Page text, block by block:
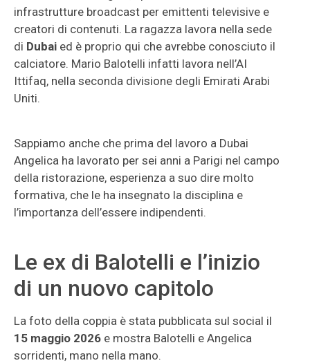
infrastrutture broadcast per emittenti televisive e
creatori di contenuti. La ragazza lavora nella sede
di Dubai ed è proprio qui che avrebbe conosciuto il
calciatore. Mario Balotelli infatti lavora nell’AI
Ittifaq, nella seconda divisione degli Emirati Arabi
Uniti.
Sappiamo anche che prima del lavoro a Dubai
Angelica ha lavorato per sei anni a Parigi nel campo
della ristorazione, esperienza a suo dire molto
formativa, che le ha insegnato la disciplina e
l’importanza dell’essere indipendenti.
Le ex di Balotelli e l’inizio
di un nuovo capitolo
La foto della coppia è stata pubblicata sul social il
15 maggio 2026 e mostra Balotelli e Angelica
sorridenti, mano nella mano.